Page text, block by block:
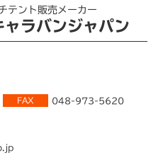
テント販売メーカー
ャラバンジャパン
FAX 048-973-5620